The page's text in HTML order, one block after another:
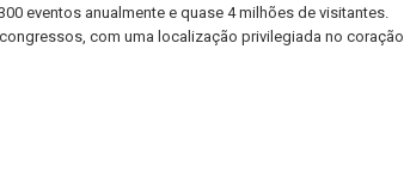
eventos anualmente e quase 4 milhões de visitantes.
com uma localização privilegiada no coração